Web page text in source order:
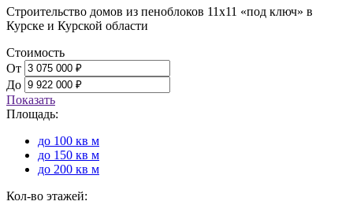
Строительство домов из пеноблоков 11х11 «под ключ» в
Курске и Курской области
Стоимость
От
До
Показать
Площадь:
до 100 кв м
до 150 кв м
до 200 кв м
Кол-во этажей: